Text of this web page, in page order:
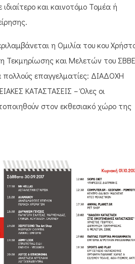
και καινοτόμο Τομέα ή
η Ομιλία του κου
Τεκμηρίωσης και Μελετών του ΣΒΒΕ
πολλούς επαγγελματίες: ΔΙΑΔΟΧΗ
ΚΑΤΑΣΤΑΣΕΙΣ – Όλες οι
στον εκθεσιακό χώρο της